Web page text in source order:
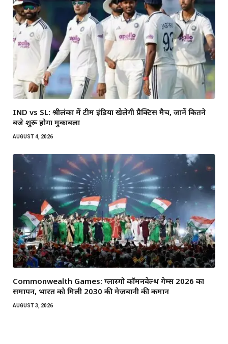
IND vs SL: श्रीलंका में टीम इंडिया खेलेगी प्रैक्टिस मैच, जानें कितने
बजे शुरू होगा मुकाबला
AUGUST 4, 2026
Commonwealth Games: ग्लास्गो कॉमनवेल्थ गेम्स 2026 का
समापन, भारत को मिली 2030 की मेजबानी की कमान
AUGUST 3, 2026